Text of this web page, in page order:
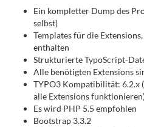
Ein kompletter Dump des
selbst)
Templates für die
enthalten
Strukturierte TypoScript-
Alle benötigten Extensions
TYPO3 Kompatibilität: 6.2.x
alle Extensions
Es wird PHP 5.5 empfohlen
Bootstrap 3.3.2